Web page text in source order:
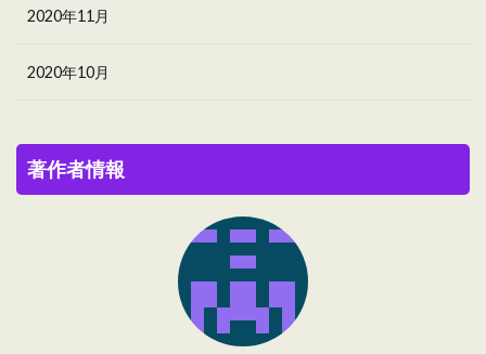
2020年11月
2020年10月
著作者情報